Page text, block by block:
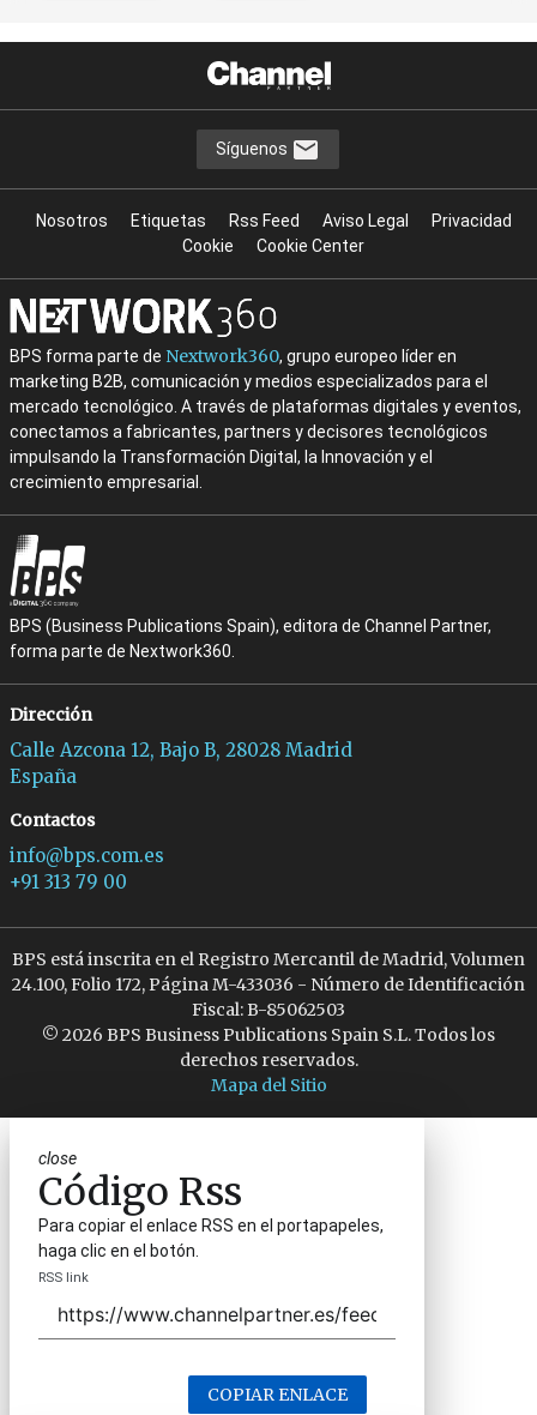
Síguenos
Nosotros Etiquetas Rss Feed Aviso Legal
Privacidad
Cookie
Cookie Center
BPS forma parte de Nextwork360, grupo europeo líder en
marketing B2B, comunicación y medios especializados para el
mercado tecnológico. A través de plataformas digitales y eventos,
conectamos a fabricantes, partners y decisores tecnológicos
impulsando la Transformación Digital, la Innovación y el
crecimiento empresarial.
BPS (Business Publications Spain), editora de Channel Partner,
forma parte de Nextwork360.
Dirección
Calle Azcona 12, Bajo B, 28028 Madrid
España
Contactos
info@bps.com.es
+91 313 79 00
BPS está inscrita en el Registro Mercantil de Madrid, Volumen
24.100, Folio 172, Página M-433036 - Número de Identificación
Fiscal: B-85062503
© 2026 BPS Business Publications Spain S.L. Todos los
derechos reservados.
Mapa del Sitio
close
Código Rss
Para copiar el enlace RSS en el portapapeles,
haga clic en el botón.
RSS link
COPIAR ENLACE